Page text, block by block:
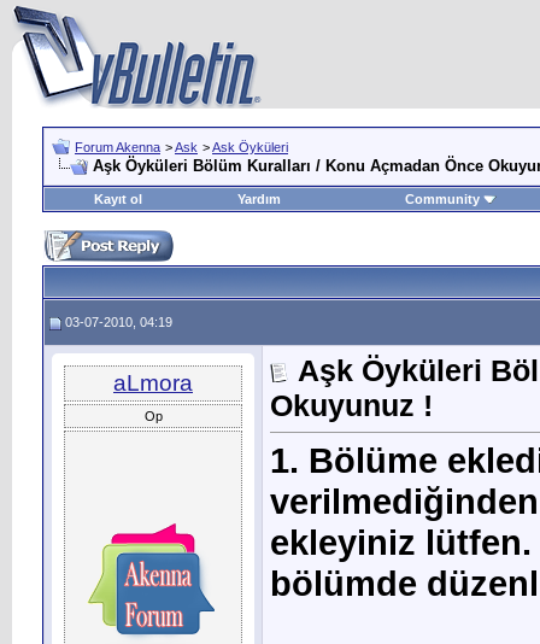
Forum Akenna >Ask >Ask Öyküleri
Aşk Öyküleri Bölüm Kuralları / Konu Açmadan Önce
Kayıt ol Yardım Community
03-07-2010, 04:19
aLmora
Op
Aşk Öyküleri
Okuyunuz !
1. Bölüme
ekleyiniz lütfen.
bölümde